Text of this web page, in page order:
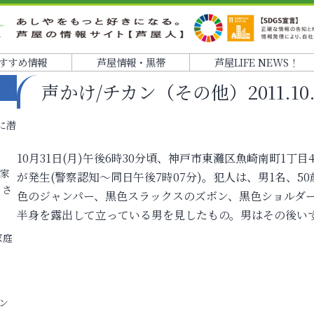
すめ情報 芦屋情報・黒帯 芦屋LIFE NEWS！
声かけ/チカン（その他）
10月31日(月)午後6時30分頃、神戸市東灘区魚崎南町1丁
が発生(警察認知～同日午後7時07分)。犯人は、男1名、
色のジャンパー、黒色スラックスのズボン、黒色ショル
半身を露出して立っている男を見したもの。男はその後い
潜